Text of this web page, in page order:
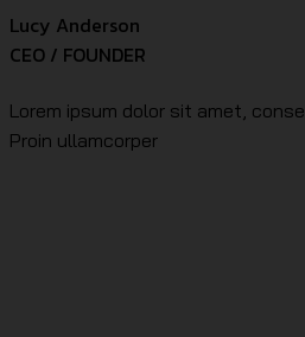
Lucy Anderson
CEO / FOUNDER
Lorem ipsum dolor sit amet,
Proin ullamcorper